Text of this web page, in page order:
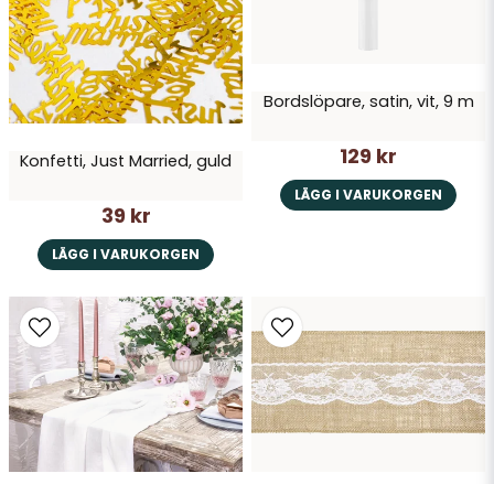
Skicka fråga
Konfetti, Just Married, guld
39 kr
LÄGG I VARUKORGEN
Bordslöpare, satin, vit, 9 m
129 kr
LÄGG I VARUKORGEN